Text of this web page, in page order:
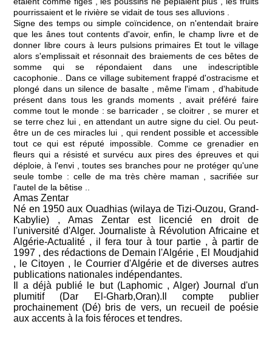
pourrissaient et le rivière se vidait de tous ses alluvions .
Signe des temps ou simple coïncidence, on n'entendait braire
que les ânes tout contents d'avoir, enfin, le champ livre et de
donner libre cours à leurs pulsions primaires Et tout le village
alors s'emplissait et résonnait des braiements de ces bêtes de
somme qui se répondaient dans une indescriptible
cacophonie.. Dans ce village subitement frappé d'ostracisme et
plongé dans un silence de basalte , même l'imam , d'habitude
présent dans tous les grands moments , avait préféré faire
comme tout le monde : se barricader , se cloitrer , se murer et
se terre chez lui , en attendant un autre signe du ciel. Ou peut-
être un de ces miracles lui , qui rendent possible et accessible
tout ce qui est réputé impossible. Comme ce grenadier en
fleurs qui a résisté et survécu aux pires des épreuves et qui
déploie, à l'envi , toutes ses branches pour ne protéger qu'une
seule tombe : celle de ma très chère maman , sacrifiée sur
l'autel de la bêtise ..
Amas Zentar
Né en 1950 aux Ouadhias (wilaya de Tizi-Ouzou, Grand-
Kabylie) , Amas Zentar est licencié en droit de
l'université d'Alger. Journaliste à Révolution Africaine et
Algérie-Actualité , il fera tour à tour partie , à partir de
1997 , des rédactions de Demain l'Algérie , El Moudjahid
, le Citoyen , le Courrier d'Algérie et de diverses autres
publications nationales indépendantes.
Il a déjà publié le but (Laphomic , Alger) Journal d'un
plumitif (Dar El-Gharb,Oran).Il compte publier
prochainement (Dé) bris de vers, un recueil de poésie
aux accents à la fois féroces et tendres.